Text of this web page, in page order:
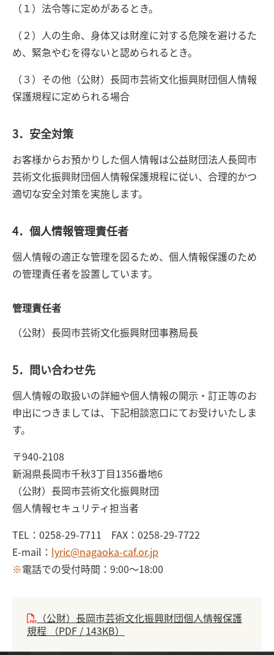
（１）法令等に定めがあるとき。
（２）人の生命、身体又は財産に対する危険を避けるた
め、緊急やむを得ないと認められるとき。
（３）その他（公財）長岡市芸術文化振興財団個人情報
保護規程に定められる場合
3．安全対策
お客様からお預かりした個人情報は公益財団法人長岡市
芸術文化振興財団個人情報保護規程に従い、合理的かつ
適切な安全対策を実施します。
4．個人情報管理責任者
個人情報の適正な管理を図るため、個人情報保護のため
の管理責任者を設置しています。
管理責任者
（公財）長岡市芸術文化振興財団事務局長
5．問い合わせ先
個人情報の取扱いの詳細や個人情報の開示・訂正等のお
申出につきましては、下記相談窓口にてお受けいたしま
す。
〒940-2108
新潟県長岡市千秋3丁目1356番地6
（公財）長岡市芸術文化振興財団
個人情報セキュリティ担当者
TEL：0258-29-7711 FAX：0258-29-7722
E-mail： lyric@nagaoka-caf.or.jp
※電話での受付時間：9:00～18:00
（公財）長岡市芸術文化振興財団個人情報保護
規程 （PDF / 143KB）